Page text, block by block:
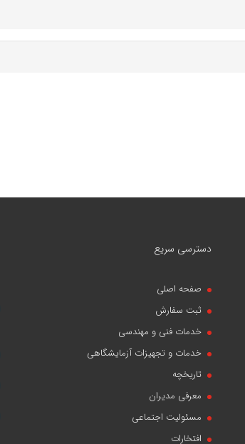
دسترسی سریع
صفحه اصلی
ثبت سفارش
خدمات فنی و مهندسی
خدمات و تجهیزات آزمایشگاهی
تاریخچه
معرفی مدیران
مسئولیت اجتماعی
افتخارات